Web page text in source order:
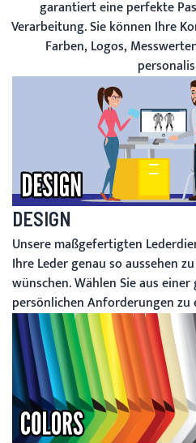
garantiert eine perfekte
Verarbeitung. Sie können Ihre
Farben, Logos,
DESIGN
Unsere maßgefertigten
Ihre Leder genau so aussehen
wünschen. Wählen Sie aus
persönlichen Anforderungen zu